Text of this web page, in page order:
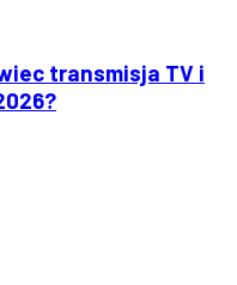
transmisja TV i